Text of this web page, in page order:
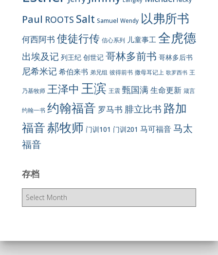
Paul ROOTS Salt Samuel Wendy 以弗所书
何西阿书 使徒行传 信心系列 儿童事工 全虎德
出埃及记 列王纪 创世记 哥林多前书 哥林多后书
尼希米记 希伯来书 弟兄组 彼得前书 撒母耳记上 歌罗西书 王
乃基牧师 王泽中 王滨 王震 甄国满生命更新 箴言
约翰一书 约翰福音 罗马书 腓立比书 路加
福音郝牧师 门训101 门训201 马可福音马太
福音
存档
存